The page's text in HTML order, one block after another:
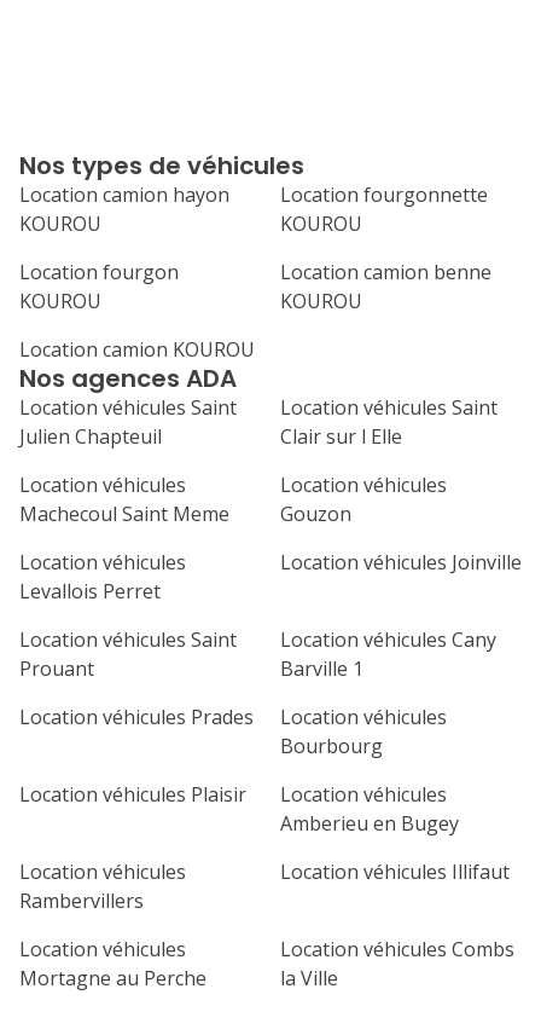
24 25 26
31
septembre 2026
lu me
1
7 8 9 10 11
21 22 23
28 30
Nos agences ADA
Location véhicules Saint
Julien Chapteuil
Location véhicules Saint
Clair sur l Elle
Location véhicules
Machecoul Saint Meme
Location véhicules
Gouzon
Location véhicules
Levallois Perret
Location véhicules Joinville
Location véhicules Saint
Prouant
Location véhicules Cany
Barville 1
Location véhicules Prades
Location véhicules
Bourbourg
Location véhicules Plaisir
Location véhicules
Amberieu en Bugey
Location véhicules
Rambervillers
Location véhicules Illifaut
Location véhicules
Mortagne au Perche
Location véhicules Combs
la Ville
Nos types de véhicules
Location camion hayon
KOUROU
Location fourgonnette
KOUROU
Location fourgon
KOUROU
Location camion benne
KOUROU
Location camion KOUROU